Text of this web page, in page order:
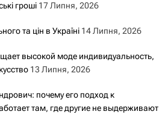
гроші 17 Липня, 2026
та цін в Україні 14 Липня, 2026
высокой моде индивидуальность,
13 Липня, 2026
почему его подход к
там, где другие не выдерживают